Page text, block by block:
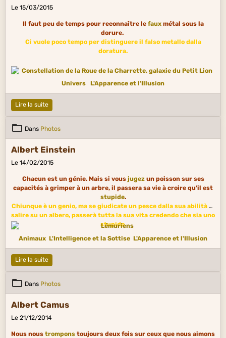
Le 15/03/2015
Il faut peu de temps pour reconnaître le fauxmétal sous la
dorure.
Ci vuole poco tempo per distinguere il falso metallo dalla
doratura.
Univers L'Apparence et l'Illusion
Lire la suite
Dans Photos
Albert Einstein
Le 14/02/2015
Chacun est un génie. Mais si vous jugezun poisson sur ses
capacités à grimper à un arbre, il passera sa vie à croire qu'il est
stupide.
Chiunque è un genio, ma se giudicate un pesce dalla sua abilità di
salire su un albero, passerà tutta la sua vita credendo che sia uno
stupido.
Animaux L'Intelligence et la Sottise L'Apparence et l'Illusion
Lire la suite
Dans Photos
Albert Camus
Le 21/12/2014
Nous nous trompons toujours deux fois sur ceux que nous aimons